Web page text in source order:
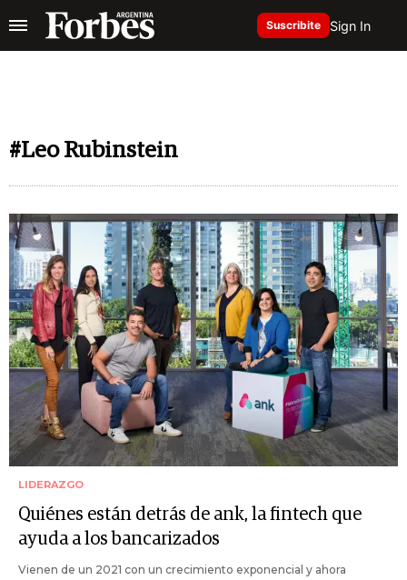
Suscribite Sign In
#Leo Rubinstein
LIDERAZGO
Quiénes están detrás de ank, la fintech que
ayuda a los bancarizados
Vienen de un 2021 con un crecimiento exponencial y ahora